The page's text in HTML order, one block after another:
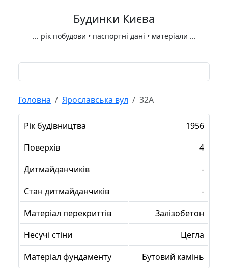
Будинки Києва
... рік побудови • паспортні дані • матеріали ...
Головна Ярославська вул 32А
Рік будівництва
1956
Поверхів
4
Дитмайданчиків
-
Стан дитмайданчиків
-
Матеріал перекриттів
Залізобетон
Несучі стіни
Цегла
Матеріал фундаменту
Бутовий камінь